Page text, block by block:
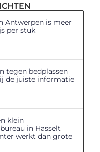
Antwerpen is meer
per stuk
tegen bedplassen
de juiste informatie
klein
in Hasselt
werkt dan grote